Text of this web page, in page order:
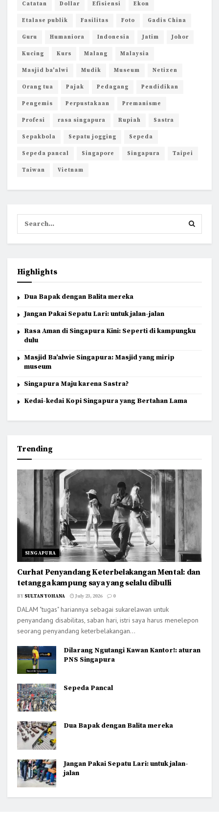
Catatan Dollar Efisiensi Ekon
Etalase publik Fasilitas Foto Gadis China
Guru Humaniora Indonesia Jatim Johor
Kucing Kurs Malang Malaysia
Masjid ba'alwi Mudik Museum Netizen
Orang tua Pajak Pedagang Pendidikan
Pengemis Perpustakaan Premanisme
Profesi rasa singapura Rupiah Sastra
Sepakbola Sepatu jogging Sepeda
Sepeda pancal Singapore Singapura Taipei
Taiwan Vietnam
Highlights
Dua Bapak dengan Balita mereka
Jangan Pakai Sepatu Lari: untuk jalan-jalan
Rasa Aman di Singapura Kini: Seperti di kampungku
dulu
Masjid Ba’alwie Singapura: Masjid yang mirip
museum
Singapura Maju karena Sastra?
Kedai-kedai Kopi Singapura yang Bertahan Lama
Trending
SINGAPURA
Curhat Penyandang Keterbelakangan Mental: dan
tetangga kampung saya yang selalu dibulli
BY SULTAN YOHANA July 23, 2026 0
DALAM "tugas" hariannya sebagai sukarelawan untuk
penyandang disabilitas, saban hari, istri saya harus menelepon
seorang penyandang keterbelakangan...
Dilarang Ngutangi Kawan Kantor!: aturan
PNS Singapura
Sepeda Pancal
Dua Bapak dengan Balita mereka
Jangan Pakai Sepatu Lari: untuk jalan-
jalan